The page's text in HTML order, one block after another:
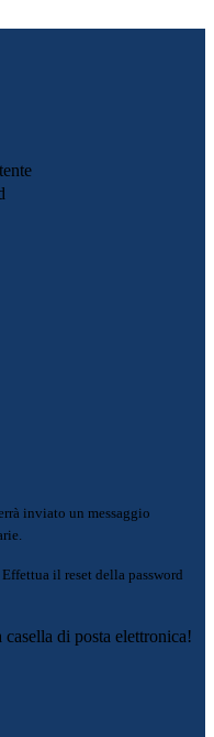
inviato un messaggio
il reset della password
di posta elettronica!